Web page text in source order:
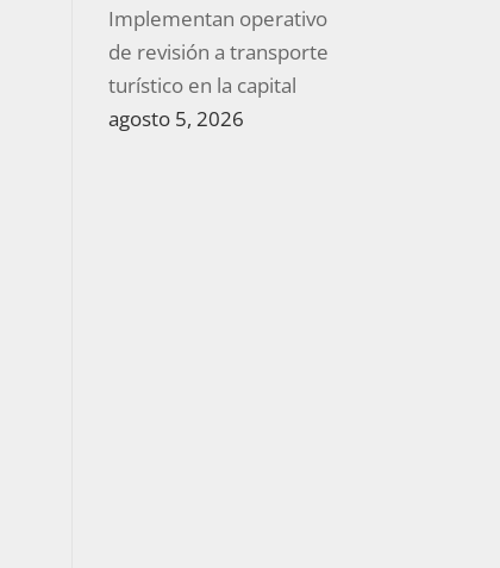
Implementan operativo
de revisión a transporte
turístico en la capital
agosto 5, 2026